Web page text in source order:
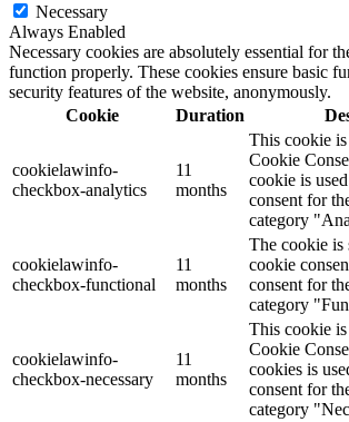
Necessary
Always Enabled
Necessary cookies are absolutely essential for
function properly. These cookies ensure basic
security features of the website, anonymously.
Cookie
Duration
cookielawinfo-
checkbox-analytics
11
months
This cookie
Cookie
cookie is
consent for
category
cookielawinfo-
checkbox-functional
11
months
The cookie is
cookie
consent for
category
cookielawinfo-
checkbox-necessary
11
months
This cookie
Cookie
cookies is
consent for
category